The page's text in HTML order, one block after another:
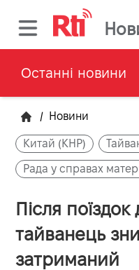
Останні новини
/ Новини
Китай (КНР)
Рада у справах
Після
тайванець
затриманий